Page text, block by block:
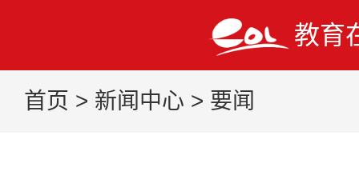
教育
首页 > 新闻中心 > 要闻